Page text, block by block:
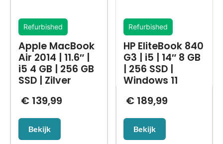
Refurbished
Apple MacBook
Air 2014 | 11.6″ |
i5 4 GB | 256 GB
SSD | Zilver
€139,99
Bekijk
Refurbished
HP EliteBook 840
G3 | i5 | 14″ 8 GB
| 256 SSD |
Windows 11
€ 189,99
Bekijk